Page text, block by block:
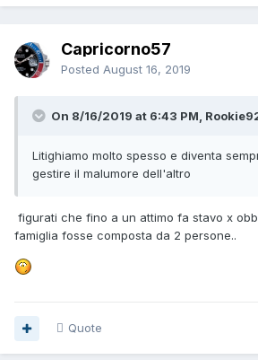
Capricorno57
Posted August 16, 2019
On 8/16/2019 at 6:43 PM,
Litighiamo molto spesso e diventa
gestire il malumore dell'altro
figurati che fino a un attimo fa stavo x
famiglia fosse composta da 2 persone..
Quote